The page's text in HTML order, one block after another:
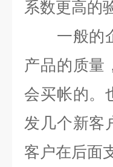
系数更高的
一般的企
产品的质量
会买帐的。
发几个新客
客户在后面